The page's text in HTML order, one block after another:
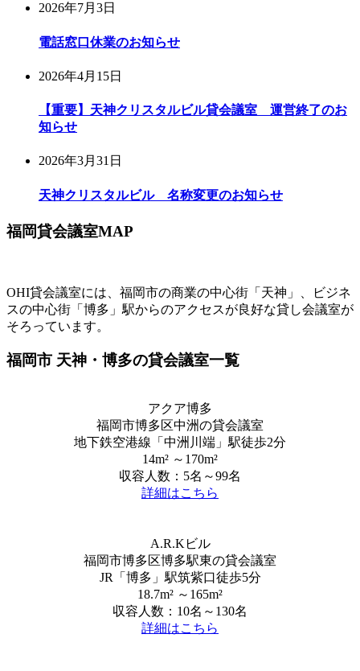
2026年7月3日
電話窓口休業のお知らせ
2026年4月15日
【重要】天神クリスタルビル貸会議室 運営終了のお
知らせ
2026年3月31日
天神クリスタルビル 名称変更のお知らせ
福岡貸会議室MAP
OHI貸会議室には、福岡市の商業の中心街「天神」、ビジネ
スの中心街「博多」駅からのアクセスが良好な貸し会議室が
そろっています。
福岡市 天神・博多の貸会議室一覧
アクア博多
福岡市博多区中洲の貸会議室
地下鉄空港線「中洲川端」駅徒歩2分
14m² ～170m²
収容人数：5名～99名
詳細はこちら
A.R.Kビル
福岡市博多区博多駅東の貸会議室
JR「博多」駅筑紫口徒歩5分
18.7m² ～165m²
収容人数：10名～130名
詳細はこちら